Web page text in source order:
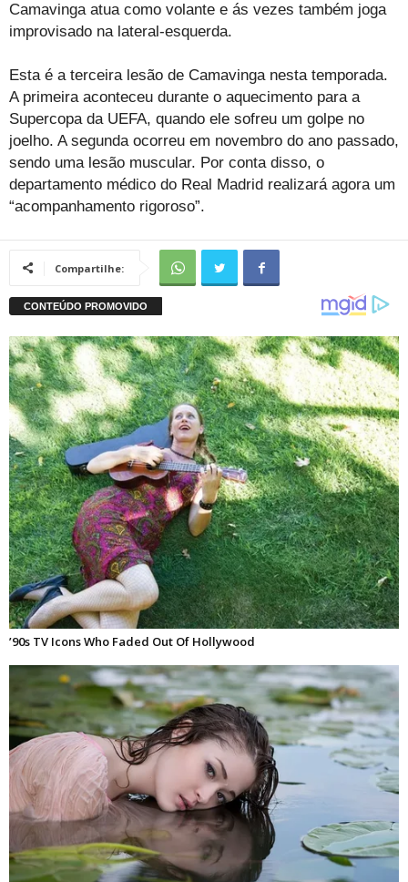
Camavinga atua como volante e ás vezes também joga
improvisado na lateral-esquerda.
Esta é a terceira lesão de Camavinga nesta temporada.
A primeira aconteceu durante o aquecimento para a
Supercopa da UEFA, quando ele sofreu um golpe no
joelho. A segunda ocorreu em novembro do ano passado,
sendo uma lesão muscular. Por conta disso, o
departamento médico do Real Madrid realizará agora um
“acompanhamento rigoroso”.
Compartilhe: